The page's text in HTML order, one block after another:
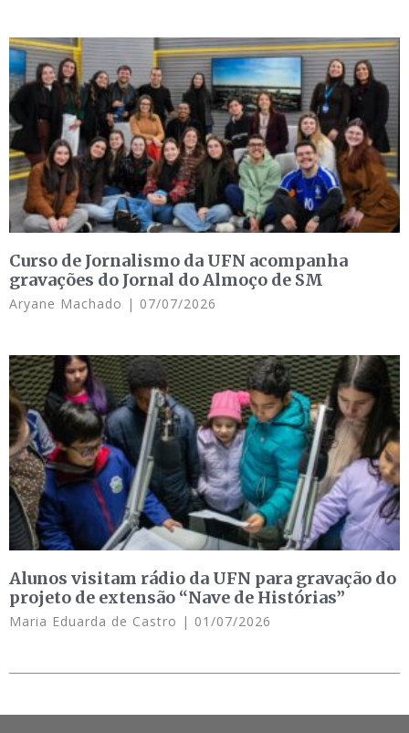
Curso de Jornalismo da UFN acompanha
gravações do Jornal do Almoço de SM
Aryane Machado 07/07/2026
Alunos visitam rádio da UFN para gravação do
projeto de extensão “Nave de Histórias”
Maria Eduarda de Castro 01/07/2026